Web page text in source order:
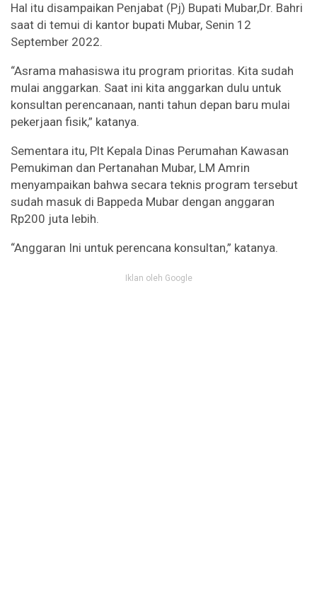
Hal itu disampaikan Penjabat (Pj) Bupati Mubar,Dr. Bahri
saat di temui di kantor bupati Mubar, Senin 12
September 2022.
“Asrama mahasiswa itu program prioritas. Kita sudah
mulai anggarkan. Saat ini kita anggarkan dulu untuk
konsultan perencanaan, nanti tahun depan baru mulai
pekerjaan fisik,” katanya.
Sementara itu, Plt Kepala Dinas Perumahan Kawasan
Pemukiman dan Pertanahan Mubar, LM Amrin
menyampaikan bahwa secara teknis program tersebut
sudah masuk di Bappeda Mubar dengan anggaran
Rp200 juta lebih.
“Anggaran Ini untuk perencana konsultan,” katanya.
Iklan oleh Google